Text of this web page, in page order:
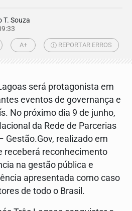
T. Souza
A+ REPORTAR ERROS
será protagonista em
eventos de governança e
No próximo dia 9 de junho,
da Rede de Parcerias
Gestão.Gov, realizado em
receberá reconhecimento
na gestão pública e
apresentada como caso
de todo o Brasil.